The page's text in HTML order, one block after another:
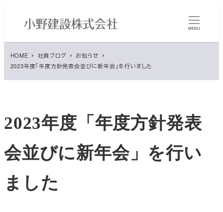
移
MENU
HOME 社員ブログ
お知らせ
2023年度「年度方針発表会並びに新年会」を行いました
2023年度「年度方針発表
会並びに新年会」を行い
ました